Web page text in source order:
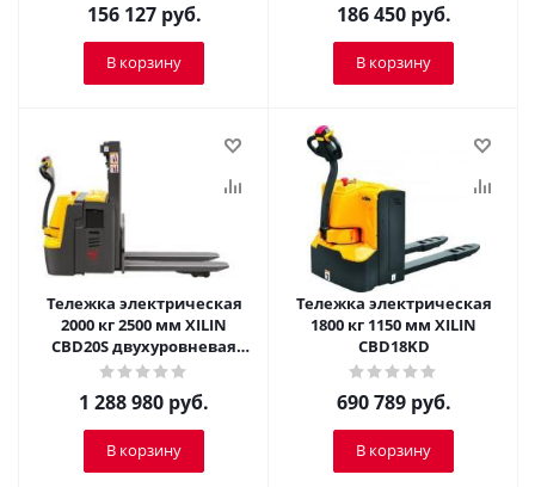
156 127руб.
В корзину
186 450руб.
В корзину
Тележка электрическая
2000 кг 2500 мм XILIN
CBD20S двухуровневая
сопровождаемая
1 288 980 руб.
В корзину
Тележка электрическая
1800 кг 1150 мм XILIN
CBD18KD
690 789руб.
В корзину